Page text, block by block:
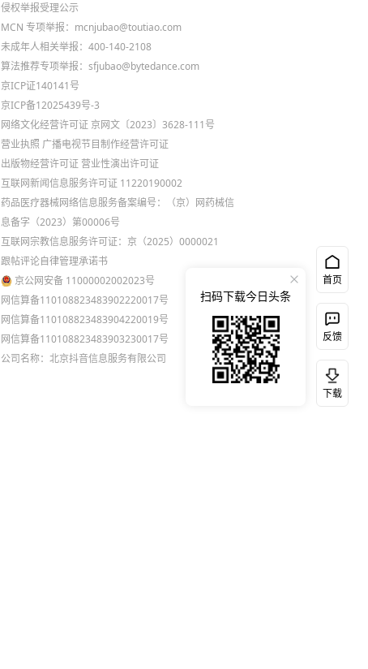
侵权举报受理公示
MCN 专项举报：mcnjubao@toutiao.com
未成年人相关举报：400-140-2108
算法推荐专项举报：sfjubao@bytedance.com
京ICP证140141号
京ICP备12025439号-3
网络文化经营许可证 京网文〔2023〕3628-111号
营业执照 广播电视节目制作经营许可证
出版物经营许可证 营业性演出许可证
互联网新闻信息服务许可证 11220190002
药品医疗器械网络信息服务备案编号：（京）网药械信
息备字（2023）第00006号
互联网宗教信息服务许可证：京（2025）0000021
跟帖评论自律管理承诺书
京公网安备 11000002002023号
网信算备110108823483902220017号
网信算备110108823483904220019号
网信算备110108823483903230017号
公司名称：北京抖音信息服务有限公司
首页
反馈
下载
扫码下载今日头条